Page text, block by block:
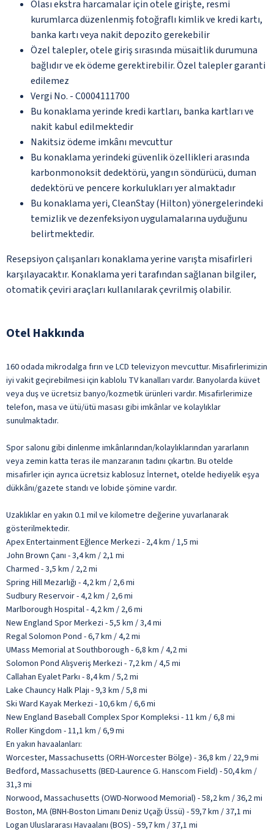
Olası ekstra harcamalar için otele girişte, resmi
kurumlarca düzenlenmiş fotoğraflı kimlik ve kredi kartı,
banka kartı veya nakit depozito gerekebilir
Özel talepler, otele giriş sırasında müsaitlik durumuna
bağlıdır ve ek ödeme gerektirebilir. Özel talepler garanti
edilemez
Vergi No. - C0004111700
Bu konaklama yerinde kredi kartları, banka kartları ve
nakit kabul edilmektedir
Nakitsiz ödeme imkânı mevcuttur
Bu konaklama yerindeki güvenlik özellikleri arasında
karbonmonoksit dedektörü, yangın söndürücü, duman
dedektörü ve pencere korkulukları yer almaktadır
Bu konaklama yeri, CleanStay (Hilton) yönergelerindeki
temizlik ve dezenfeksiyon uygulamalarına uyduğunu
belirtmektedir.
Resepsiyon çalışanları konaklama yerine varışta misafirleri
karşılayacaktır. Konaklama yeri tarafından sağlanan bilgiler,
otomatik çeviri araçları kullanılarak çevrilmiş olabilir.
Otel Hakkında
160 odada mikrodalga fırın ve LCD televizyon mevcuttur. Misafirlerimizin
iyi vakit geçirebilmesi için kablolu TV kanalları vardır. Banyolarda küvet
veya duş ve ücretsiz banyo/kozmetik ürünleri vardır. Misafirlerimize
telefon, masa ve ütü/ütü masası gibi imkânlar ve kolaylıklar
sunulmaktadır.
Spor salonu gibi dinlenme imkânlarından/kolaylıklarından yararlanın
veya zemin katta teras ile manzaranın tadını çıkartın. Bu otelde
misafirler için ayrıca ücretsiz kablosuz İnternet, otelde hediyelik eşya
dükkânı/gazete standı ve lobide şömine vardır.
Uzaklıklar en yakın 0.1 mil ve kilometre değerine yuvarlanarak
gösterilmektedir.
Apex Entertainment Eğlence Merkezi - 2,4 km / 1,5 mi
John Brown Çanı - 3,4 km / 2,1 mi
Charmed - 3,5 km / 2,2 mi
Spring Hill Mezarlığı - 4,2 km / 2,6 mi
Sudbury Reservoir - 4,2 km / 2,6 mi
Marlborough Hospital - 4,2 km / 2,6 mi
New England Spor Merkezi - 5,5 km / 3,4 mi
Regal Solomon Pond - 6,7 km / 4,2 mi
UMass Memorial at Southborough - 6,8 km / 4,2 mi
Solomon Pond Alışveriş Merkezi - 7,2 km / 4,5 mi
Callahan Eyalet Parkı - 8,4 km / 5,2 mi
Lake Chauncy Halk Plajı - 9,3 km / 5,8 mi
Ski Ward Kayak Merkezi - 10,6 km / 6,6 mi
New England Baseball Complex Spor Kompleksi - 11 km / 6,8 mi
Roller Kingdom - 11,1 km / 6,9 mi
En yakın havaalanları:
Worcester, Massachusetts (ORH-Worcester Bölge) - 36,8 km / 22,9 mi
Bedford, Massachusetts (BED-Laurence G. Hanscom Field) - 50,4 km /
31,3 mi
Norwood, Massachusetts (OWD-Norwood Memorial) - 58,2 km / 36,2 mi
Boston, MA (BNH-Boston Limanı Deniz Uçağı Üssü) - 59,7 km / 37,1 mi
Logan Uluslararası Havaalanı (BOS) - 59,7 km / 37,1 mi